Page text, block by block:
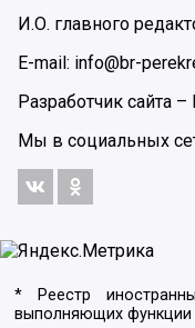
И.О. главного
E-mail: info@br-
Разработчик сайта –
Мы в социальных
* Реестр
выполняющих функции